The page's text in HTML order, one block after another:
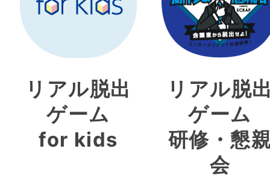
リアル脱出
ゲーム
for kids
リアル脱
ゲーム
研修・懇
会